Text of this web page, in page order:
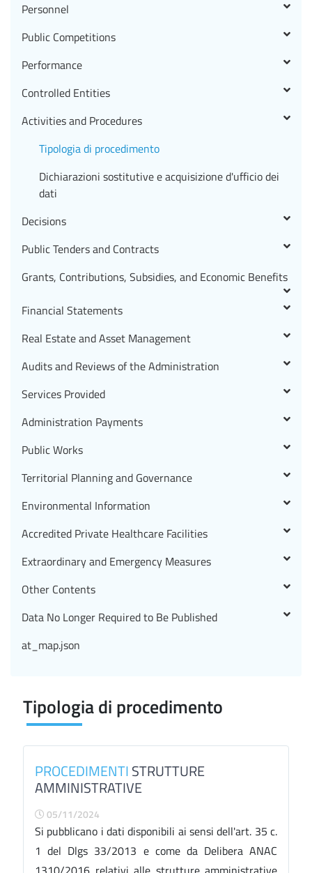
Tipologia di procedimento
PROCEDIMENTISTRUTTURE
AMMINISTRATIVE
05/11/2024
Si pubblicano i dati disponibili ai sensi dell'art. 35 c.
1 del Dlgs 33/2013 e come da Delibera ANAC
Personnel
Public Competitions
Performance
Controlled Entities
Activities and Procedures
Tipologia di procedimento
Dichiarazioni sostitutive e acquisizione d'ufficio dei
dati
Decisions
Public Tenders and Contracts
Grants, Contributions, Subsidies, and Economic Benefits
Financial Statements
Real Estate and Asset Management
Audits and Reviews of the Administration
Services Provided
Administration Payments
Public Works
Territorial Planning and Governance
Environmental Information
Accredited Private Healthcare Facilities
Extraordinary and Emergency Measures
Other Contents
Data No Longer Required to Be Published
at_map.json